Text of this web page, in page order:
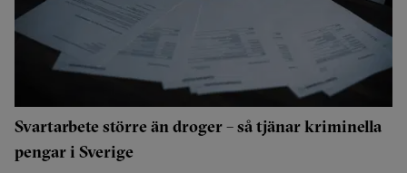
Svartarbete större än droger – så tjänar kriminella
pengar i Sverige